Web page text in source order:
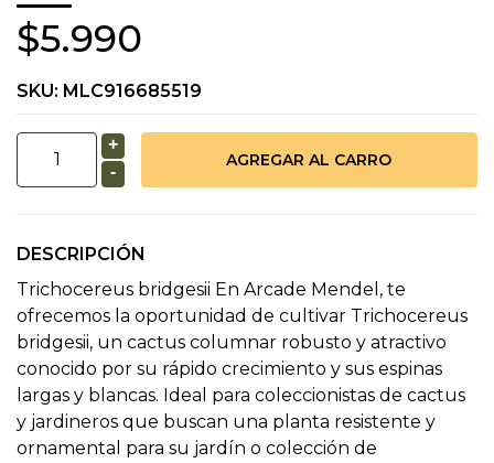
$5.990
SKU: MLC916685519
+
-
DESCRIPCIÓN
Trichocereus bridgesii En Arcade Mendel, te
ofrecemos la oportunidad de cultivar Trichocereus
bridgesii, un cactus columnar robusto y atractivo
conocido por su rápido crecimiento y sus espinas
largas y blancas. Ideal para coleccionistas de cactus
y jardineros que buscan una planta resistente y
ornamental para su jardín o colección de